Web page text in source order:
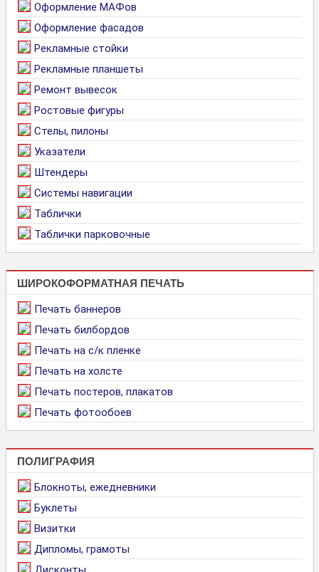
Оформление МАФов
Оформление фасадов
Рекламные стойки
Рекламные планшеты
Ремонт вывесок
Ростовые фигуры
Стелы, пилоны
Указатели
Штендеры
Системы навигации
Таблички
Таблички парковочные
ШИРОКОФОРМАТНАЯ ПЕЧАТЬ
Печать баннеров
Печать билбордов
Печать на с/к пленке
Печать на холсте
Печать постеров, плакатов
Печать фотообоев
ПОЛИГРАФИЯ
Блокноты, ежедневники
Буклеты
Визитки
Дипломы, грамоты